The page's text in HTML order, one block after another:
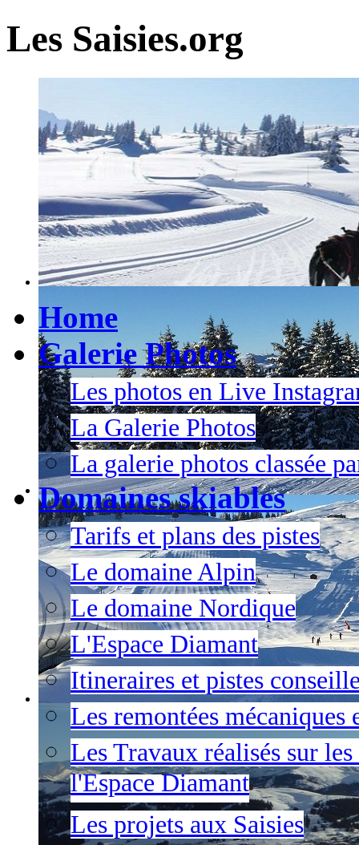
Les Saisies.org
Home
Galerie Photos
Les photos en Live
La Galerie Photos
La galerie photos classée
Domaines skiables
Tarifs et plans des pistes
Le domaine Alpin
Le domaine Nordique
L'Espace Diamant
Itineraires et pistes
Les remontées mécaniques
Les Travaux réalisés sur
l'Espace Diamant
Les projets aux Saisies